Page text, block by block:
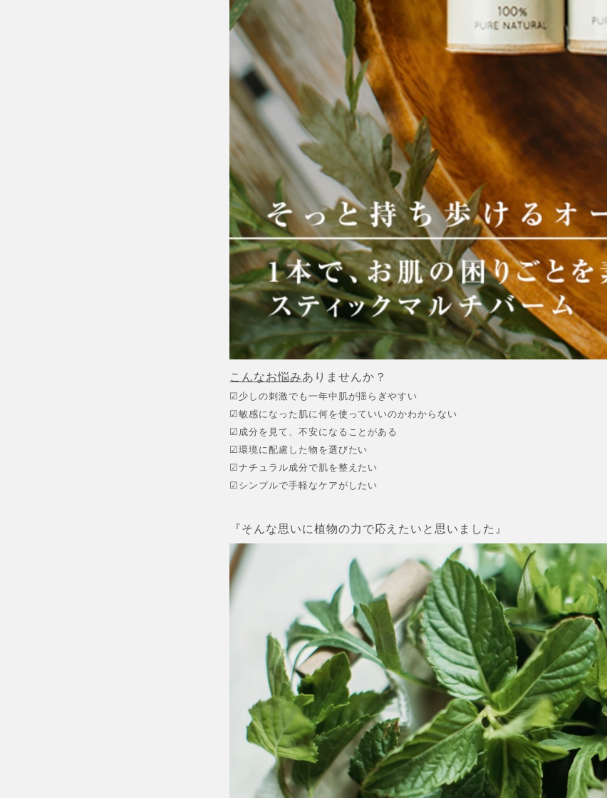
こんなお悩みありませんか？
☑︎少しの刺激でも一年中肌が揺らぎやすい
☑︎敏感になった肌に何を使っていいのかわからない
☑︎成分を見て、不安になることがある
☑︎環境に配慮した物を選びたい
☑︎ナチュラル成分で肌を整えたい
☑︎シンプルで手軽なケアがしたい
『そんな思いに植物の力で応えたいと思いました』